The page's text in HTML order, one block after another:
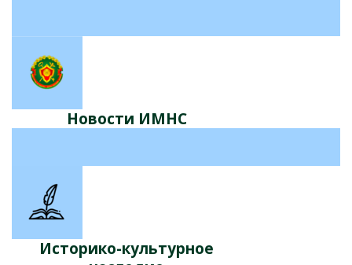
Новости ИМНС
Историко-культурное